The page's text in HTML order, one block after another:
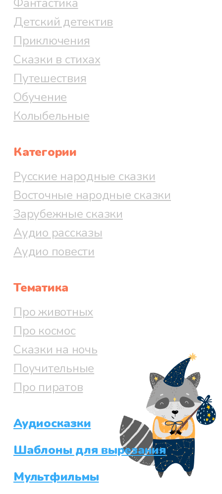
Детский детектив
Приключения
Сказки в стихах
Путешествия
Обучение
Колыбельные
Категории
Русские народные сказки
Восточные народные сказки
Зарубежные сказки
Аудио рассказы
Аудио повести
Тематика
Про животных
Про космос
Сказки на ночь
Поучительные
Про пиратов
Аудиосказки
Шаблоны для вырезания
Мультфильмы